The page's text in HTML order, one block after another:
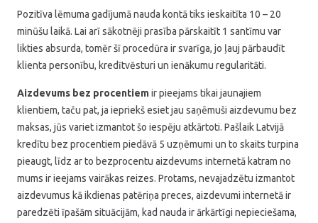
Pozitīva lēmuma gadījumā nauda kontā tiks ieskaitīta 10 – 20
minūšu laikā. Lai arī sākotnēji prasība pārskaitīt 1 santīmu var
likties absurda, tomēr šī procedūra ir svarīga, jo ļauj pārbaudīt
klienta personību, kredītvēsturi un ienākumu regularitāti.
Aizdevums bez procentiemir pieejams tikai jaunajiem
klientiem, taču pat, ja iepriekš esiet jau saņēmuši aizdevumu bez
maksas, jūs variet izmantot šo iespēju atkārtoti. Pašlaik Latvijā
kredītu bez procentiem piedāvā 5 uzņēmumi un to skaits turpina
pieaugt, līdz ar to bezprocentu aizdevums internetā katram no
mums ir ieejams vairākas reizes. Protams, nevajadzētu izmantot
aizdevumus kā ikdienas patēriņa preces, aizdevumi internetā ir
paredzēti īpašām situācijām, kad nauda ir ārkārtīgi nepieciešama,